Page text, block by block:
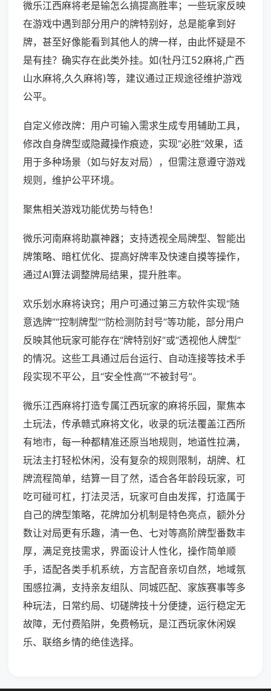
微乐江西麻将老是输怎么搞提高胜率；一些玩家反映
在游戏中遇到部分用户的牌特别好，总是能拿到好
牌，甚至好像能看到其他人的牌一样，由此怀疑是不
是有挂？确实存在此类外挂。如(牡丹江52麻将,广西
山水麻将,久久麻将)等，建议通过正规途径维护游戏
公平。
自定义修改牌：用户可输入需求生成专用辅助工具，
修改自身牌型或隐藏操作痕迹，实现“必胜”效果，适
用于多种场景（如与好友对局），但需注意遵守游戏
规则，维护公平环境。
聚焦相关游戏功能优势与特色！
微乐河南麻将助赢神器；支持透视全局牌型、智能出
牌策略、暗杠优化、提高好牌率及快速自摸等操作，
通过AI算法调整牌局结果，提升胜率。
欢乐划水麻将诀窍；用户可通过第三方软件实现“随
意选牌”“控制牌型”“防检测防封号”等功能，部分用户
反映其他玩家可能存在“牌特别好”或“透视他人牌型”
的情况。这些工具通过后台运行、自动连接等技术手
段实现不平公，且“安全性高”“不被封号”。
微乐江西麻将打造专属江西玩家的麻将乐园，聚焦本
土玩法，传承赣式麻将文化，收录的玩法覆盖江西所
有地市，每一种都精准还原当地规则，地道性拉满，
玩法主打轻松休闲，没有复杂的规则限制，胡牌、杠
牌流程简单，结算一目了然，适合各年龄段玩家，可
吃可碰可杠，打法灵活，玩家可自由发挥，打造属于
自己的牌型策略，花牌加分机制是特色亮点，额外分
数让对局更有乐趣，清一色、七对等高阶牌型番数丰
厚，满足竞技需求，界面设计人性化，操作简单顺
手，适配各类手机系统，方言配音亲切自然，地域氛
围感拉满，支持亲友组队、同城匹配、家族赛事等多
种玩法，日常约局、切磋牌技十分便捷，运行稳定无
故障，无付费陷阱，免费畅玩，是江西玩家休闲娱
乐、联络乡情的绝佳选择。